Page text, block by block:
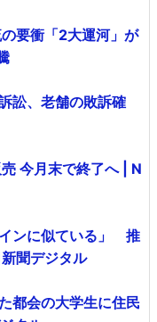
要衝「2大運河」が
訟、老舗の敗訴確
今月末で終了へ | N
ンに似ている」 推
聞デジタル
都会の大学生に住民